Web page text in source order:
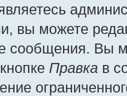
вы можете
сообщения. Вы
Правка в